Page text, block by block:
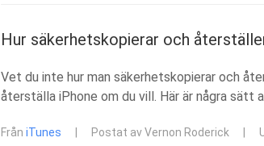
Hur säkerhetskopierar och
Vet du inte hur man säkerhetskopierar och
återställa iPhone om du vill. Här är några sätt
Från iTunes Postat av Vernon Roderick